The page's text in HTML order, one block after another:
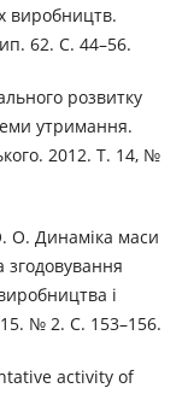
виробництв.
62. С. 44–56.
розвитку
утримання.
2012. Т. 14, №
О. Динаміка маси
згодовування
і
№ 2. С. 153–156.
activity of